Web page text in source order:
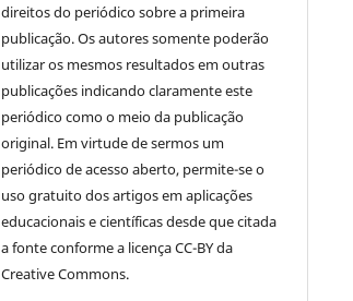
direitos do periódico sobre a primeira
publicação. Os autores somente poderão
utilizar os mesmos resultados em outras
publicações indicando claramente este
periódico como o meio da publicação
original. Em virtude de sermos um
periódico de acesso aberto, permite-se o
uso gratuito dos artigos em aplicações
educacionais e científicas desde que citada
a fonte conforme a licença CC-BY da
Creative Commons.